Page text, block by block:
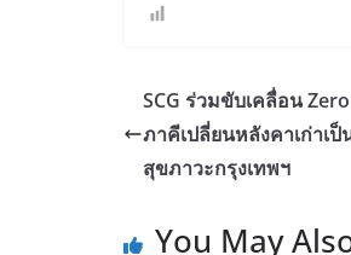
SCG ร่วมขับเคลื่อน
ภาคีเปลี่ยนหลังคาเก่าเ
สุขภาวะกรุงเทพฯ
You May